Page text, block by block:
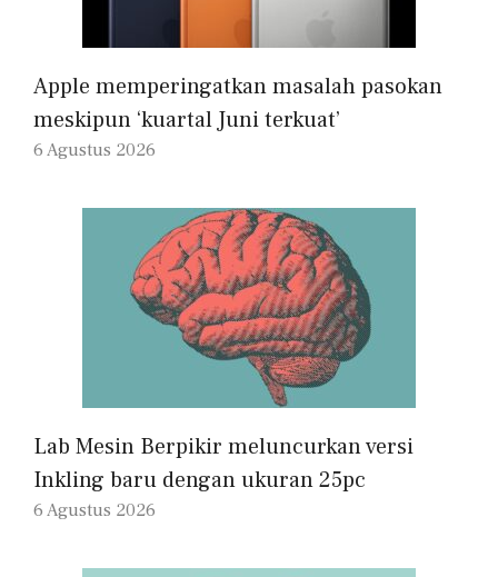
Apple memperingatkan masalah pasokan
meskipun ‘kuartal Juni terkuat’
6 Agustus 2026
Lab Mesin Berpikir meluncurkan versi
Inkling baru dengan ukuran 25pc
6 Agustus 2026